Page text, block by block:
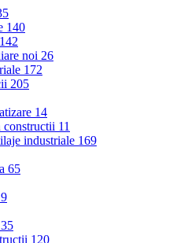
140
142
noi 26
172
205
14
11
industriale 169
65
35
120